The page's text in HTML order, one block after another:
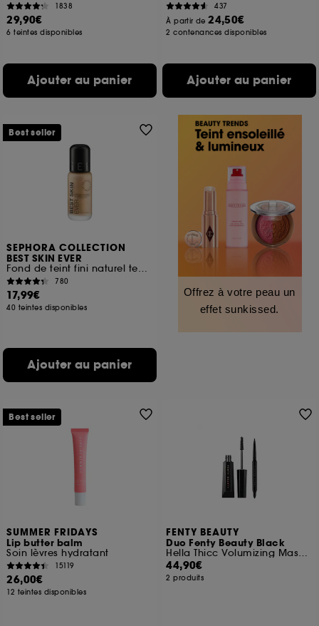
1838
29,90€
6 teintes disponibles
Ajouter au panier
437
À partir de24,50€
2 contenances disponibles
Ajouter au panier
SEPHORA COLLECTION
BEST SKIN EVER
Fond de teint fini naturel tenue 16H
780
17,99€
40 teintes disponibles
Ajouter au panier
Best seller
Offrez à votre peau un
effet sunkissed.
SUMMER FRIDAYS
Lip butter balm
Soin lèvres hydratant
15119
26,00€
12 teintes disponibles
Best seller
FENTY BEAUTY
Duo Fenty Beauty Black
Hella Thicc Volumizing Mascara et Fine Linez
44,90€
2 produits